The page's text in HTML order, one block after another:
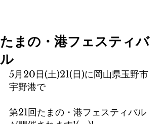
たまの・港フェスティバ
ル
5月20日(土)21(日)に岡山県玉野市
宇野港で
第21回たまの・港フェスティバル